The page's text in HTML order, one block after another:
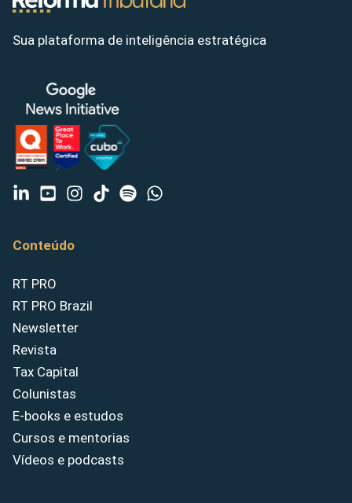
Sua plataforma de inteligência estratégica
Conteúdo
RT PRO
RT PRO Brazil
Newsletter
Revista
Tax Capital
Colunistas
E-books e estudos
Cursos e mentorias
Vídeos e podcasts